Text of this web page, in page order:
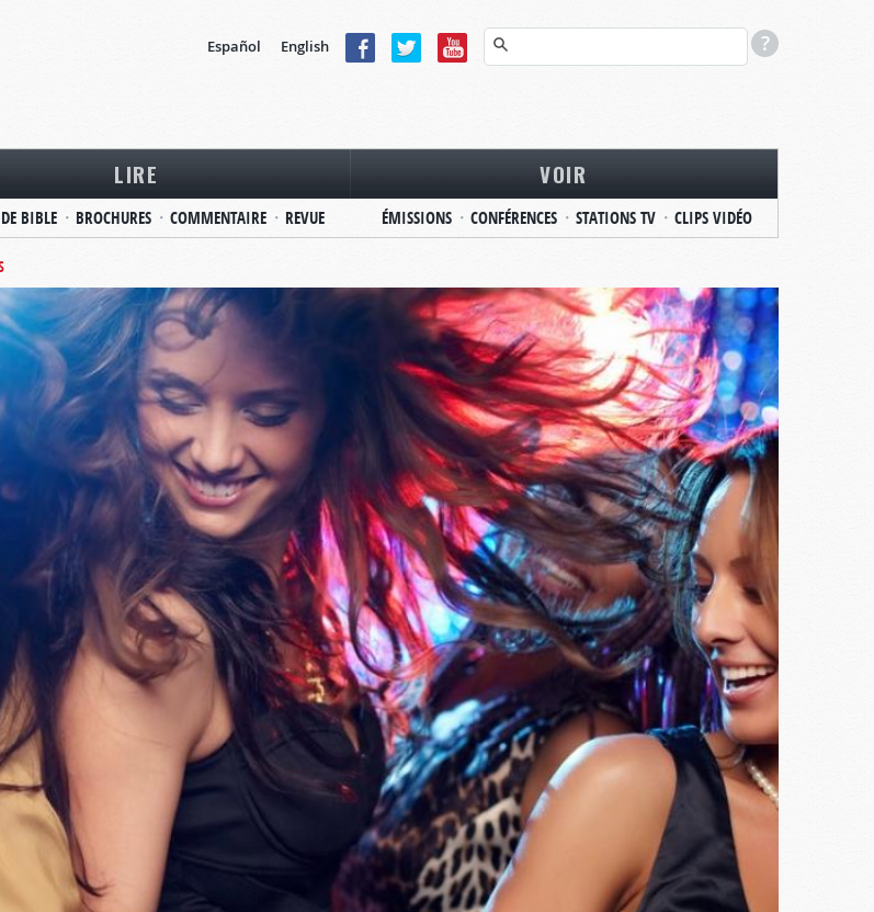
Español English
LIRE
BIBLE BROCHURES COMMENTAIRE REVUE
VOIR
ÉMISSIONS CONFÉRENCES STATIONS TV CLIPS VIDÉO